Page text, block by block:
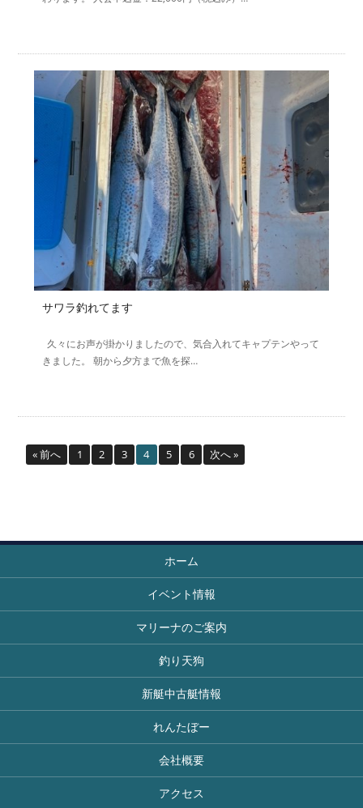
サワラ釣れてます
久々にお声が掛かりましたので、気合入れてキャプテンやって
きました。 朝から夕方まで魚を探…
« 前へ 1 2 3 4 5 6 次へ »
ホーム
イベント情報
マリーナのご案内
釣り天狗
新艇中古艇情報
れんたぼー
会社概要
アクセス